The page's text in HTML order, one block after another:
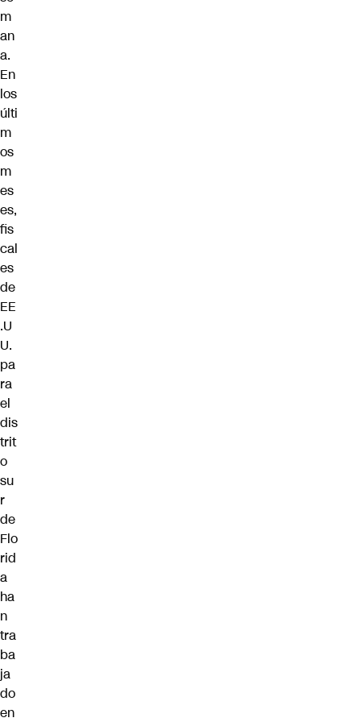
m
an
a.
En
los
últi
m
os
m
es
es,
fis
cal
es
de
EE
.U
U.
pa
ra
el
dis
trit
o
su
r
de
Flo
rid
a
ha
n
tra
ba
ja
do
en